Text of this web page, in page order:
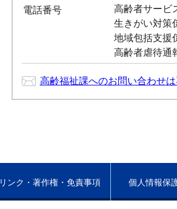
電話番号
高齢者サービ
生きがい対策
地域包括支援
高齢者虐待通
高齢福祉課へのお問い合わせ
リンク・著作権・免責事項 個人情報保